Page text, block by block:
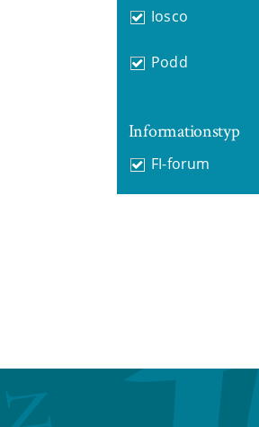
Iosco
Podd
Informationstyp
FI-forum